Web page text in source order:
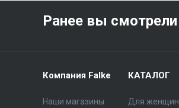
Ранее вы смотрели
Компания Falke
Наши магазины
КАТАЛОГ
Для женщин